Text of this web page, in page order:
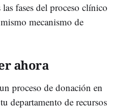
fases del proceso clínico
mecanismo de
ahora
proceso de donación en
departamento de recursos